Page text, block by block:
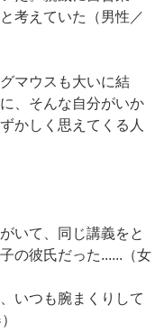
考えていた（男性／
マウスも大いに結
、そんな自分がいか
かしく思えてくる人
いて、同じ講義をと
の彼氏だった......（女
いつも腕まくりして